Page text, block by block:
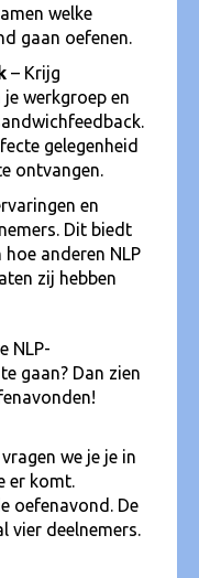
welke
gaan oefenen.
– Krijg
werkgroep en
gelegenheid
ontvangen.
en
Dit biedt
anderen NLP
zij hebben
NLP-
gaan? Dan zien
we je je in
er komt.
oefenavond. De
vier deelnemers.